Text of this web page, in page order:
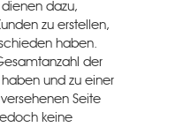
dazu,
zu erstellen,
haben.
der
und zu einer
Seite
keine